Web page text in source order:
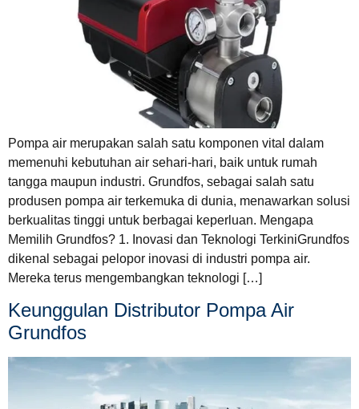
Pompa air merupakan salah satu komponen vital dalam
memenuhi kebutuhan air sehari-hari, baik untuk rumah
tangga maupun industri. Grundfos, sebagai salah satu
produsen pompa air terkemuka di dunia, menawarkan solusi
berkualitas tinggi untuk berbagai keperluan. Mengapa
Memilih Grundfos? 1. Inovasi dan Teknologi TerkiniGrundfos
dikenal sebagai pelopor inovasi di industri pompa air.
Mereka terus mengembangkan teknologi […]
Keunggulan Distributor Pompa Air
Grundfos